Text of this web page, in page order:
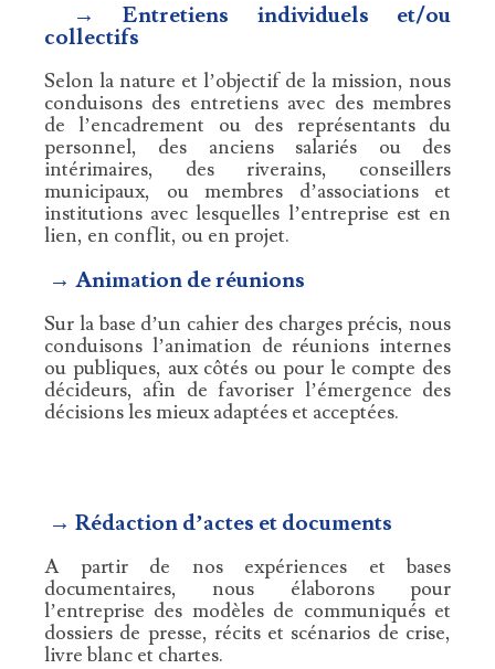
→ Entretiens individuels et/ou
collectifs
Selon la nature et l’objectif de la mission, nous
conduisons des entretiens avec des membres
de l’encadrement ou des représentants du
personnel, des anciens salariés ou des
intérimaires, des riverains, conseillers
municipaux, ou membres d’associations et
institutions avec lesquelles l’entreprise est en
lien, en conflit, ou en projet.
→ Animation de réunions
Sur la base d’un cahier des charges précis, nous
conduisons l’animation de réunions internes
ou publiques, aux côtés ou pour le compte des
décideurs, afin de favoriser l’émergence des
décisions les mieux adaptées et acceptées.
→ Rédaction d’actes et documents
A partir de nos expériences et bases
documentaires, nous élaborons pour
l’entreprise des modèles de communiqués et
dossiers de presse, récits et scénarios de crise,
livre blanc et chartes.